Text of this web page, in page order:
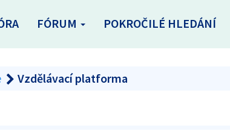
FÓRUM POKROČILÉ HLEDÁNÍ
Vzdělávací platforma